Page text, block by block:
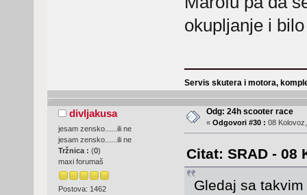
okupljanje i
Servis skutera i motora,
divljakusa
jesam zensko......ili ne
jesam zensko......ili ne
Tržnica : (0)
maxi forumaš
Postova: 1462
Odg: 24h scooter race
« Odgovori #30 : 08
Citat: SRAD - 08
Gledaj sa